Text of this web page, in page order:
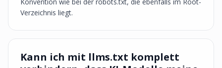
Verzeichnis liegt.
Kann ich mit llms.txt komplett